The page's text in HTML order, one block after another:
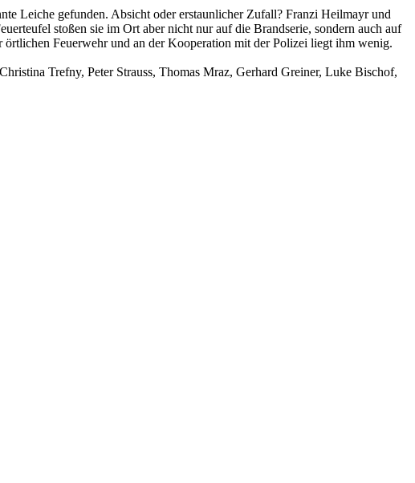
Leiche gefunden. Absicht oder erstaunlicher Zufall? Franzi Heilmayr und
stoßen sie im Ort aber nicht nur auf die Brandserie, sondern auch auf
Feuerwehr und an der Kooperation mit der Polizei liegt ihm wenig.
Trefny, Peter Strauss, Thomas Mraz, Gerhard Greiner, Luke Bischof,